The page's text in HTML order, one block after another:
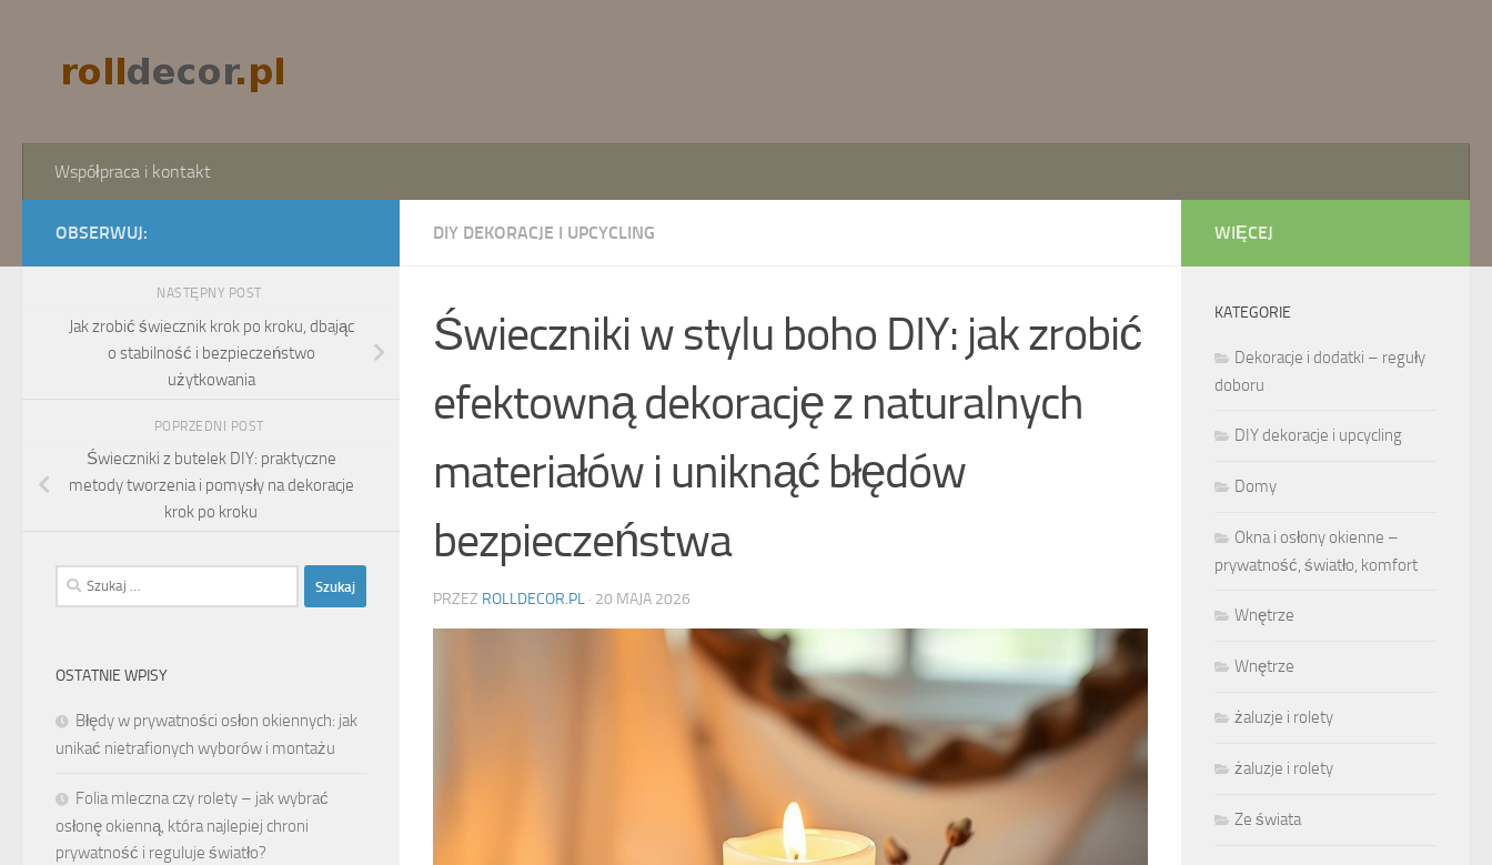
Współpraca i kontakt
DIY DEKORACJE I UPCYCLING
Świeczniki w stylu boho DIY: jak zrobić
efektowną dekorację z naturalnych
materiałów i uniknąć błędów
bezpieczeństwa
PRZEZ ROLLDECOR.PL · 20 MAJA 2026
OBSERWUJ:
NASTĘPNY POST
Jak zrobić świecznik krok po kroku, dbając
o stabilność i bezpieczeństwo
użytkowania
POPRZEDNI POST
Świeczniki z butelek DIY: praktyczne
metody tworzenia i pomysły na dekoracje
krok po kroku
Szukaj:
OSTATNIE WPISY
Błędy w prywatności osłon okiennych: jak
unikać nietrafionych wyborów i montażu
Folia mleczna czy rolety – jak wybrać
osłonę okienną, która najlepiej chroni
prywatność i reguluje światło?
WIĘCEJ
KATEGORIE
Dekoracje i dodatki – reguły
doboru
DIY dekoracje i upcycling
Domy
Okna i osłony okienne –
prywatność, światło, komfort
Wnętrze
Wnętrze
żaluzje i rolety
żaluzje i rolety
Ze świata